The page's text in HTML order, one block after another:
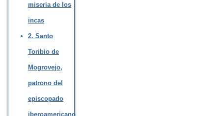
miseria de los
incas
2. Santo
Toribio de
Mogrovejo,
patrono del
episcopado
iberoamericano